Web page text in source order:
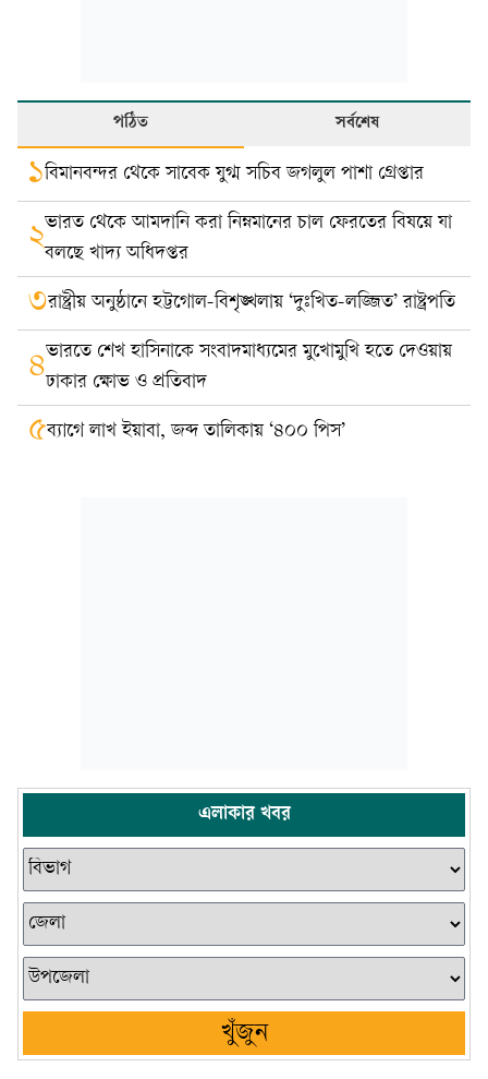
পঠিত সর্বশেষ
১বিমানবন্দর থেকে সাবেক যুগ্ম সচিব জগলুল পাশা গ্রেপ্তার
২ভারত থেকে আমদানি করা নিম্নমানের চাল ফেরতের বিষয়ে যা
বলছে খাদ্য অধিদপ্তর
৩রাষ্ট্রীয় অনুষ্ঠানে হট্টগোল-বিশৃঙ্খলায় ‘দুঃখিত-লজ্জিত’ রাষ্ট্রপতি
৪ভারতে শেখ হাসিনাকে সংবাদমাধ্যমের মুখোমুখি হতে দেওয়ায়
ঢাকার ক্ষোভ ও প্রতিবাদ
৫ব্যাগে লাখ ইয়াবা, জব্দ তালিকায় ‘৪০০ পিস’
এলাকার খবর
খুঁজুন